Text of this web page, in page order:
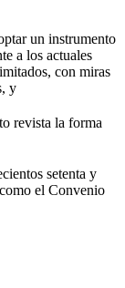
un instrumento
a los actuales
con miras
y
revista la forma
setenta y
el Convenio